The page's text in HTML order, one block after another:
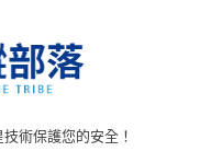
每一個毛孔
守護每一刻
術保護您的安全！